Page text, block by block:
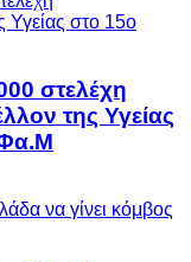
στελέχη
της Υγείας